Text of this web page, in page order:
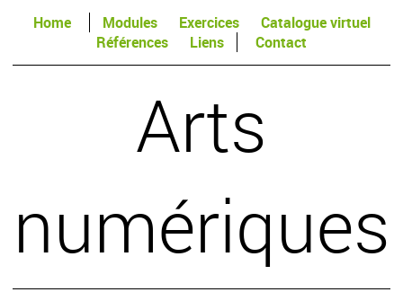
Home Modules Exercices
Catalogue virtuel
Références
Liens Contact
Arts
numériques